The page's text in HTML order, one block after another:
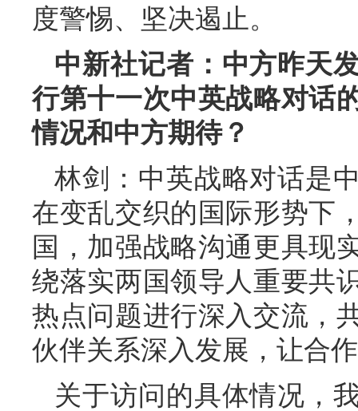
度警惕、坚决遏止。
中新社记者：中方昨天
行第十一次中英战略对话
情况和中方期待？
林剑：中英战略对话是
在变乱交织的国际形势下
国，加强战略沟通更具现
绕落实两国领导人重要共
热点问题进行深入交流，
伙伴关系深入发展，让合
关于访问的具体情况，